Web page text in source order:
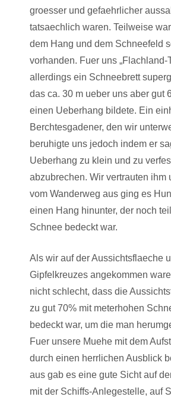
groesser und gefaehrlicher
tatsaechlich waren. Teilweise
dem Hang und dem Schneefeld
vorhanden. Fuer uns „Flachland-
allerdings ein Schneebrett
das ca. 30 m ueber uns aber gut
einen Ueberhang bildete. Ein
Berchtesgadener, den wir
beruhigte uns jedoch indem er
Ueberhang zu klein und zu
abzubrechen. Wir vertrauten ihm
vom Wanderweg aus ging es
einen Hang hinunter, der noch
Schnee bedeckt war.
Als wir auf der Aussichtsflaeche
Gipfelkreuzes angekommen
nicht schlecht, dass die
zu gut 70% mit meterhohen
bedeckt war, um die man
Fuer unsere Muehe mit dem
durch einen herrlichen Ausblick
aus gab es eine gute Sicht auf
mit der Schiffs-Anlegestelle, auf